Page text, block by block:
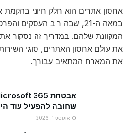
אחסון אתרים הוא חלק חיוני בהקמת
במאה ה-21, שבה רוב העסקים
המקוונת שלהם. במדריך זה נסקור
את עולם אחסון האתרים, סוגי
את המארח המתאים עבורך.
שחובה להפעיל עוד
אוגוסט 1, 2026